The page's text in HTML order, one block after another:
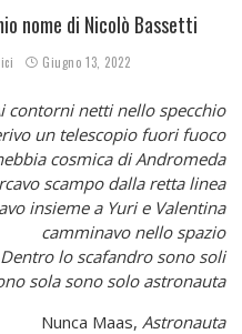
nome di Nicolò Bassetti
Giugno 13, 2022
contorni netti nello specchio
un telescopio fuori fuoco
cosmica di Andromeda
scampo dalla retta linea
insieme a Yuri e Valentina
camminavo nello spazio
Dentro lo scafandro sono soli
sola sono solo astronauta
Nunca Maas, Astronauta